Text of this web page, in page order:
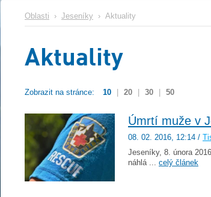
Oblasti › Jeseníky › Aktuality
Aktuality
Zobrazit na stránce: 10 20 30 50
Úmrtí muže v
08. 02. 2016, 12:14 /
Jeseníky, 8. února
náhlá ... celý článek